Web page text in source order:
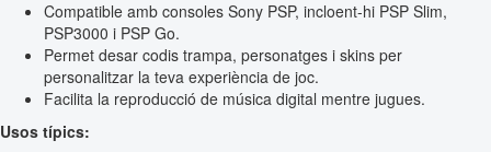
Compatible amb consoles Sony PSP, incloent-hi PSP Slim,
PSP3000 i PSP Go.
Permet desar codis trampa, personatges i skins per
personalitzar la teva experiència de joc.
Facilita la reproducció de música digital mentre jugues.
Usos típics: